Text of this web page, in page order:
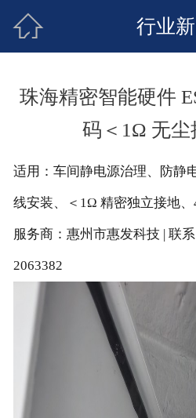
 行业
珠海精密智能硬件
码＜1Ω 无尘
适用：车间静电源治理、防静
线安装、＜1Ω 精密独立接地
服务商：惠州市惠发科技 | 联
2063382